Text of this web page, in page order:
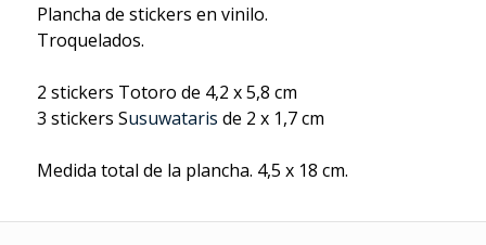
Plancha de stickers en vinilo.
Troquelados.
2 stickers Totoro de 4,2 x 5,8 cm
3 stickers Susuwataris de 2 x 1,7 cm
Medida total de la plancha. 4,5 x 18 cm.